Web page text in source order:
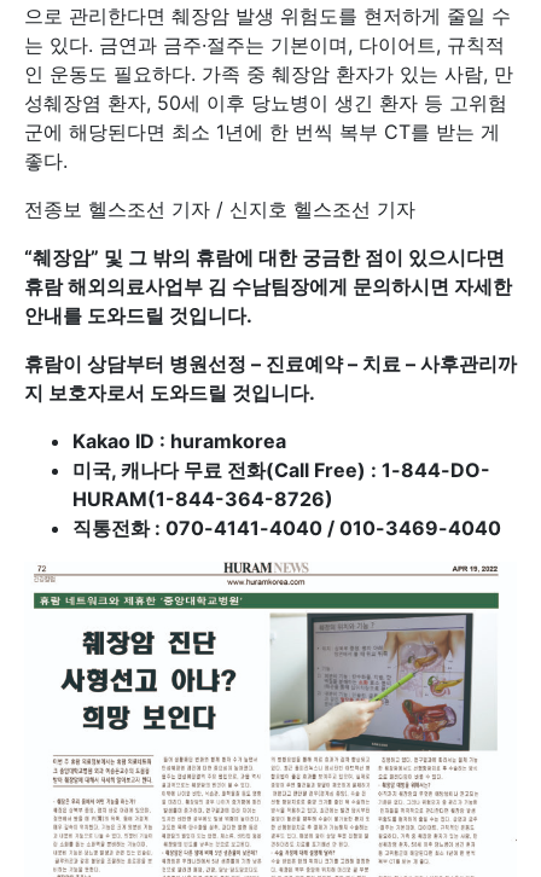
으로 관리한다면 췌장암 발생 위험도를 현저하게 줄일 수
는 있다. 금연과 금주·절주는 기본이며, 다이어트, 규칙적
인 운동도 필요하다. 가족 중 췌장암 환자가 있는 사람, 만
성췌장염 환자, 50세 이후 당뇨병이 생긴 환자 등 고위험
군에 해당된다면 최소 1년에 한 번씩 복부 CT를 받는 게
좋다.
전종보 헬스조선 기자 / 신지호 헬스조선 기자
“췌장암” 및 그 밖의 휴람에 대한 궁금한 점이 있으시다면
휴람 해외의료사업부 김 수남팀장에게 문의하시면 자세한
안내를 도와드릴 것입니다.
휴람이 상담부터 병원선정 – 진료예약 – 치료 – 사후관리까
지 보호자로서 도와드릴 것입니다.
Kakao ID : huramkorea
미국, 캐나다 무료 전화(Call Free) : 1-844-DO-
HURAM(1-844-364-8726)
직통전화 : 070-4141-4040 / 010-3469-4040